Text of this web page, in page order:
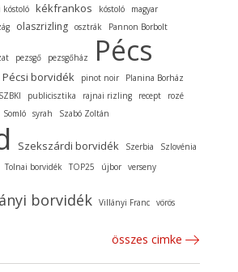
kóstoló kékfrankos kóstoló
magyar
olaszrizling osztrák Pannon Borbolt
pezsgő pezsgőház Pécs
Pécsi borvidék pinot noir
Planina Borház
publicisztika rajnai rizling recept
rozé
Somló syrah Szabó Zoltán
Szekszárdi borvidék Szerbia Szlovénia
Tolnai borvidék TOP25 újbor verseny
borvidék Villányi Franc vörös
összes cimke